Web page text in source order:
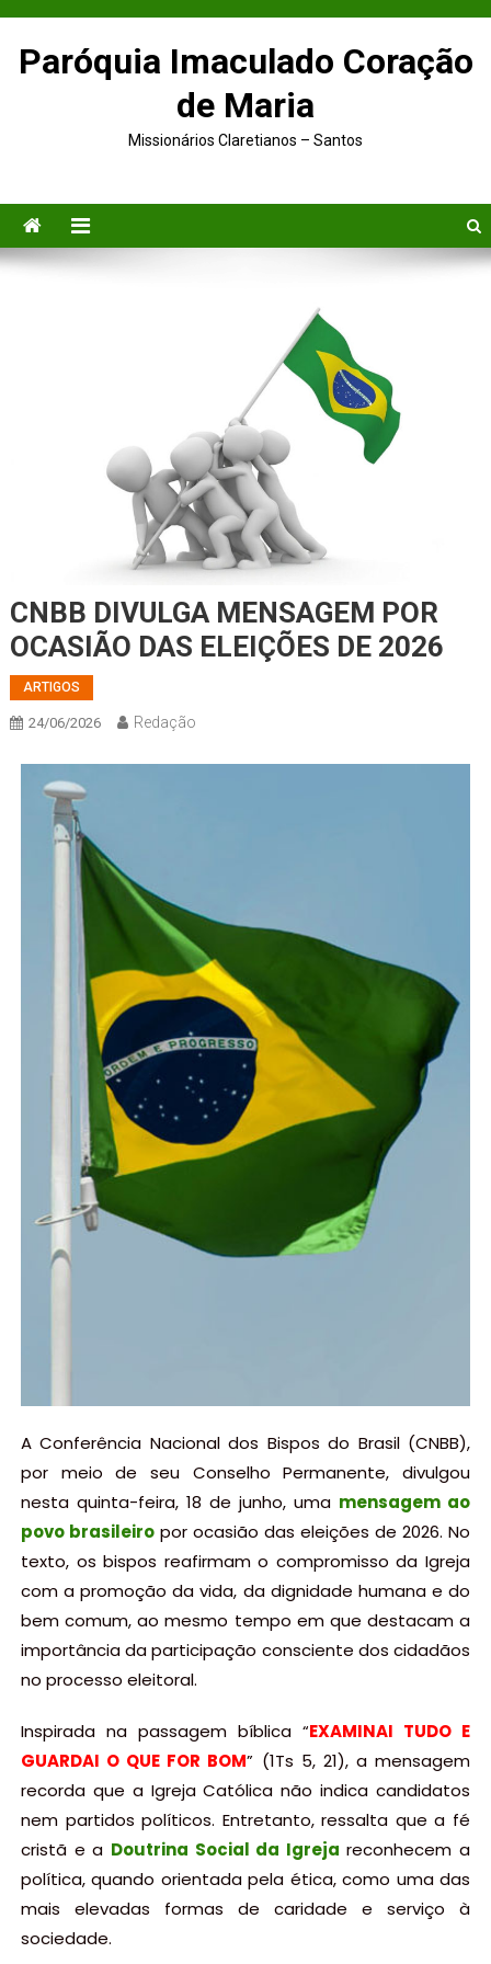
Paróquia Imaculado Coração
de Maria
Missionários Claretianos – Santos
CNBB DIVULGA MENSAGEM POR
OCASIÃO DAS ELEIÇÕES DE 2026
ARTIGOS
24/06/2026 Redação
A Conferência Nacional dos Bispos do Brasil (CNBB),
por meio de seu Conselho Permanente, divulgou
nesta quinta-feira, 18 de junho, uma mensagem ao
povo brasileiropor ocasião das eleições de 2026. No
texto, os bispos reafirmam o compromisso da Igreja
com a promoção da vida, da dignidade humana e do
bem comum, ao mesmo tempo em que destacam a
importância da participação consciente dos cidadãos
no processo eleitoral.
Inspirada na passagem bíblica “EXAMINAI TUDO E
GUARDAI O QUE FOR BOM” (1Ts 5, 21), a mensagem
recorda que a Igreja Católica não indica candidatos
nem partidos políticos. Entretanto, ressalta que a fé
cristã e a Doutrina Social da Igreja reconhecem a
política, quando orientada pela ética, como uma das
mais elevadas formas de caridade e serviço à
sociedade.